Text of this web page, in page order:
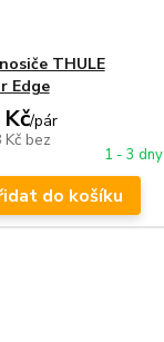
THULE
Edge
/pár
Kč bez
1 - 3 dny
do košíku